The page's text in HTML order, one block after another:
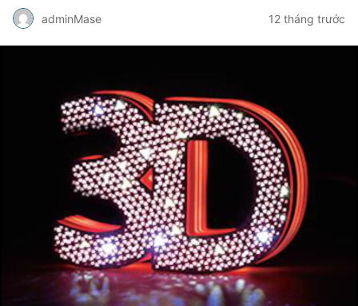
adminMase 12 tháng trước